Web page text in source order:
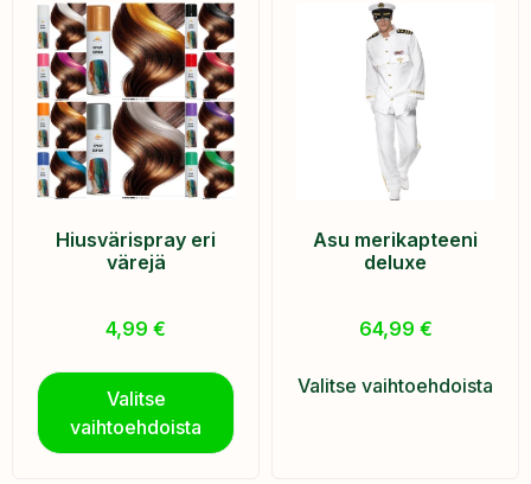
Hiusvärispray eri
värejä
4,99 €
Valitse
vaihtoehdoista
Asu merikapteeni
deluxe
64,99 €
Valitse vaihtoehdoista